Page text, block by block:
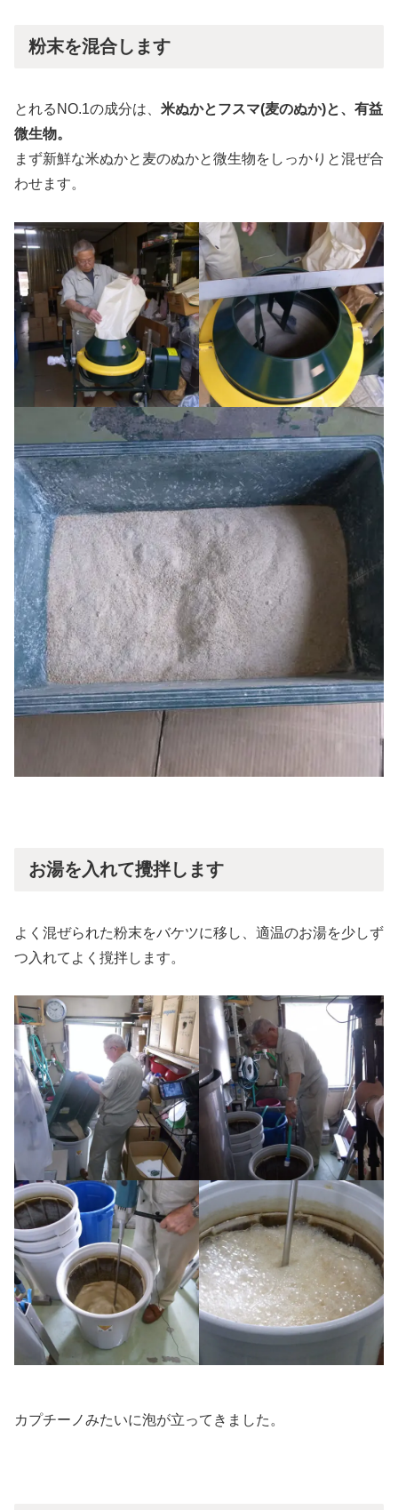
粉末を混合します
とれるNO.1の成分は、 米ぬかとフスマ(麦のぬか)と、有益
微生物。
まず新鮮な米ぬかと麦のぬかと微生物をしっかりと混ぜ合
わせます。
お湯を入れて攪拌します
よく混ぜられた粉末をバケツに移し、適温のお湯を少しず
つ入れてよく撹拌します。
カプチーノみたいに泡が立ってきました。